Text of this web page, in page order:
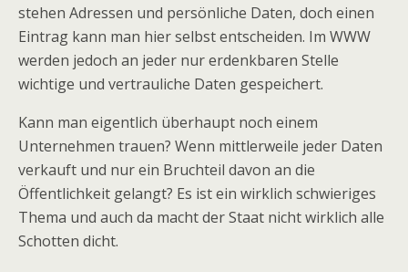
stehen Adressen und persönliche Daten, doch einen
Eintrag kann man hier selbst entscheiden. Im WWW
werden jedoch an jeder nur erdenkbaren Stelle
wichtige und vertrauliche Daten gespeichert.
Kann man eigentlich überhaupt noch einem
Unternehmen trauen? Wenn mittlerweile jeder Daten
verkauft und nur ein Bruchteil davon an die
Öffentlichkeit gelangt? Es ist ein wirklich schwieriges
Thema und auch da macht der Staat nicht wirklich alle
Schotten dicht.